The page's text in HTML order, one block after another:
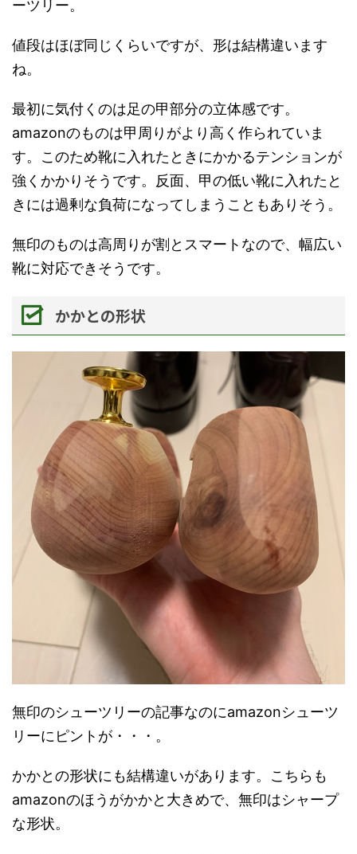
ーツリー。
値段はほぼ同じくらいですが、形は結構違います
ね。
最初に気付くのは足の甲部分の立体感です。
amazonのものは甲周りがより高く作られていま
す。このため靴に入れたときにかかるテンションが
強くかかりそうです。反面、甲の低い靴に入れたと
きには過剰な負荷になってしまうこともありそう。
無印のものは高周りが割とスマートなので、幅広い
靴に対応できそうです。
かかとの形状
無印のシューツリーの記事なのにamazonシューツ
リーにピントが・・・。
かかとの形状にも結構違いがあります。こちらも
amazonのほうがかかと大きめで、無印はシャープ
な形状。